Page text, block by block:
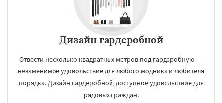
Дизайн гардеробной
Отвести несколько квадратных метров под гардеробную ―
незаменимое удовольствие для любого модника и любителя
порядка. Дизайн гардеробной, доступное удовольствие для
рядовых граждан.